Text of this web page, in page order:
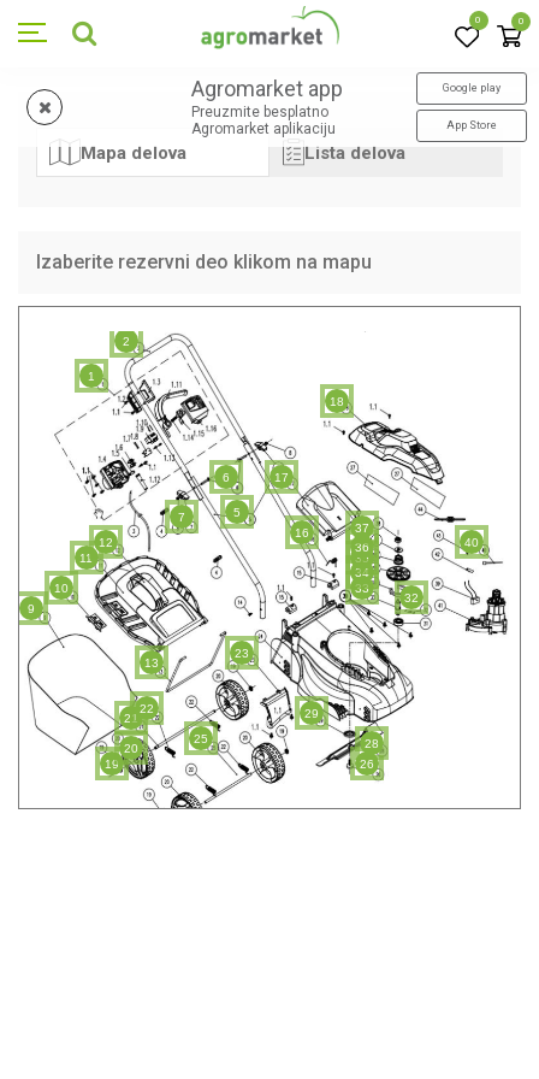
0 0
Agromarket app
Preuzmite besplatno
Agromarket aplikaciju
Google play
App Store
Mapa delova Lista delova
Izaberite rezervni deo klikom na mapu
1
2
5
6
7
9
10
11
12
13
16
17
18
19
20
21
22
23
25
26
28
29
32
33
34
35
36
37
40